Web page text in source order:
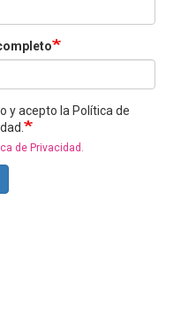
y acepto la Política de
de Privacidad .